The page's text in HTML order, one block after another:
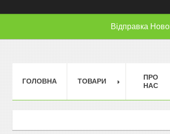
Відправка
ГОЛОВНА ТОВАРИ
ПРО
НАС